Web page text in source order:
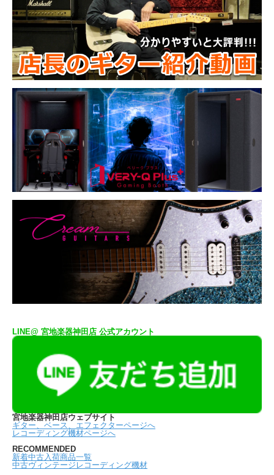
LINE@ 宮地楽器神田店 公式アカウント
宮地楽器神田店ウェブサイト
ギター、ベース、エフェクターページへ
レコーディング機材ページへ
RECOMMENDED
新着中古入荷商品一覧
中古ヴィンテージレコーディング機材